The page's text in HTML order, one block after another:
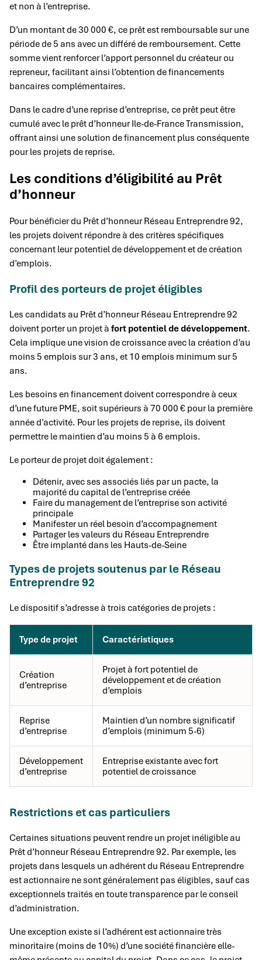
et non à l’entreprise.
D’un montant de 30 000 €, ce prêt est remboursable sur une
période de 5 ans avec un différé de remboursement. Cette
somme vient renforcer l’apport personnel du créateur ou
repreneur, facilitant ainsi l’obtention de financements
bancaires complémentaires.
Dans le cadre d’une reprise d’entreprise, ce prêt peut être
cumulé avec le prêt d’honneur Ile-de-France Transmission,
offrant ainsi une solution de financement plus conséquente
pour les projets de reprise.
Les conditions d’éligibilité au Prêt
d’honneur
Pour bénéficier du Prêt d’honneur Réseau Entreprendre 92,
les projets doivent répondre à des critères spécifiques
concernant leur potentiel de développement et de création
d’emplois.
Profil des porteurs de projet éligibles
Les candidats au Prêt d’honneur Réseau Entreprendre 92
doivent porter un projet à fort potentiel de développement.
Cela implique une vision de croissance avec la création d’au
moins 5 emplois sur 3 ans, et 10 emplois minimum sur 5
ans.
Les besoins en financement doivent correspondre à ceux
d’une future PME, soit supérieurs à 70 000 € pour la première
année d’activité. Pour les projets de reprise, ils doivent
permettre le maintien d’au moins 5 à 6 emplois.
Le porteur de projet doit également :
Détenir, avec ses associés liés par un pacte, la
majorité du capital de l’entreprise créée
Faire du management de l’entreprise son activité
principale
Manifester un réel besoin d’accompagnement
Partager les valeurs du Réseau Entreprendre
Être implanté dans les Hauts-de-Seine
Types de projets soutenus par le Réseau
Entreprendre 92
Le dispositif s’adresse à trois catégories de projets :
Type de projet Caractéristiques
Création
d’entreprise
Projet à fort potentiel de
développement et de création
d’emplois
Reprise
d’entreprise
Maintien d’un nombre significatif
d’emplois (minimum 5-6)
Développement
d’entreprise
Entreprise existante avec fort
potentiel de croissance
Restrictions et cas particuliers
Certaines situations peuvent rendre un projet inéligible au
Prêt d’honneur Réseau Entreprendre 92. Par exemple, les
projets dans lesquels un adhérent du Réseau Entreprendre
est actionnaire ne sont généralement pas éligibles, sauf cas
exceptionnels traités en toute transparence par le conseil
d’administration.
Une exception existe si l’adhérent est actionnaire très
minoritaire (moins de 10%) d’une société financière elle-